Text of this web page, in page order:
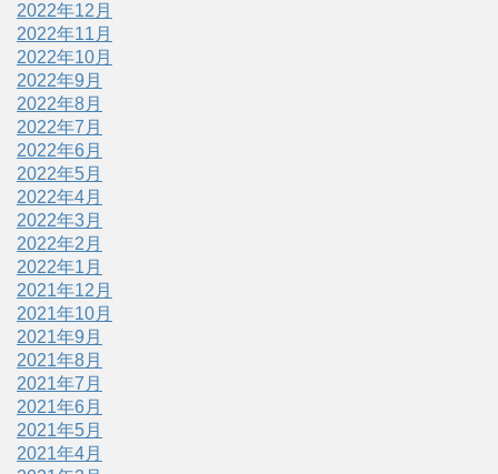
2022年12月
2022年11月
2022年10月
2022年9月
2022年8月
2022年7月
2022年6月
2022年5月
2022年4月
2022年3月
2022年2月
2022年1月
2021年12月
2021年10月
2021年9月
2021年8月
2021年7月
2021年6月
2021年5月
2021年4月